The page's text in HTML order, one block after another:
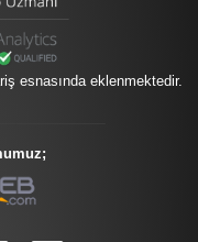
esnasında eklenmektedir.